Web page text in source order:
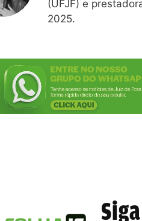
(UFJF) e
2025.